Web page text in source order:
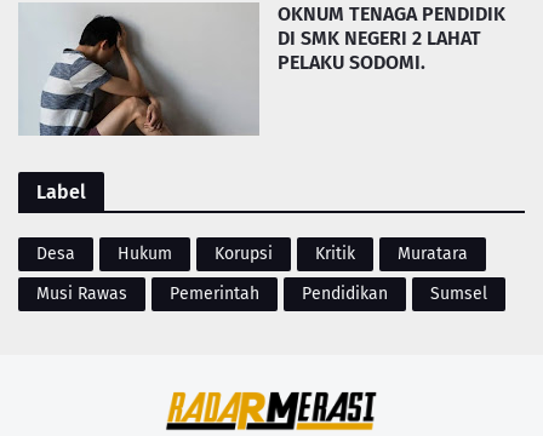
OKNUM TENAGA PENDIDIK
DI SMK NEGERI 2 LAHAT
PELAKU SODOMI.
Label
Desa Hukum Korupsi Kritik
Muratara
Musi Rawas
Pemerintah Pendidikan Sumsel